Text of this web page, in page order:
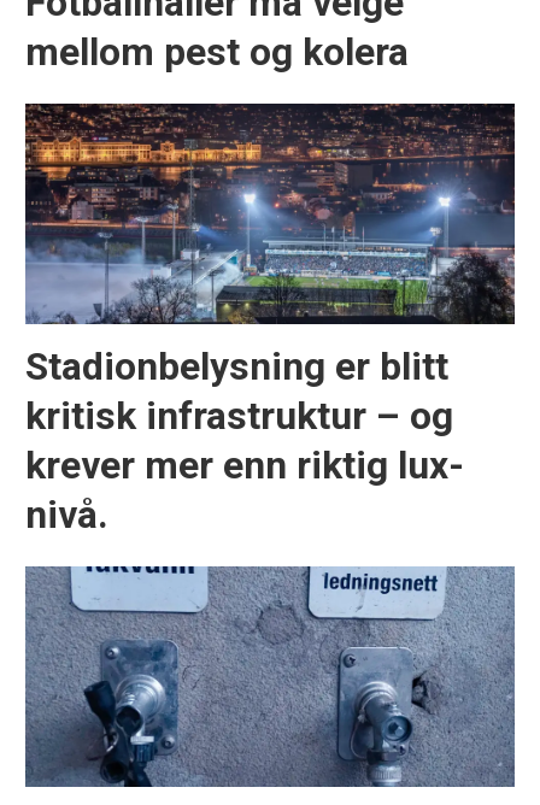
mellom pest og kolera
Stadionbelysning er blitt
kritisk infrastruktur – og
krever mer enn riktig lux-
nivå.